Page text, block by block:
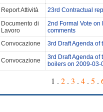
Report Attività 23rd Contractual
Documento di
Lavoro
2nd Formal Vote
comments
Convocazione 3rd Draft Agenda of
Convocazione
3rd Draft Agenda of
boilers on 2009-03-
1 . 2. 3 . 4. 5 .